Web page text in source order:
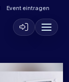
Event eintragen